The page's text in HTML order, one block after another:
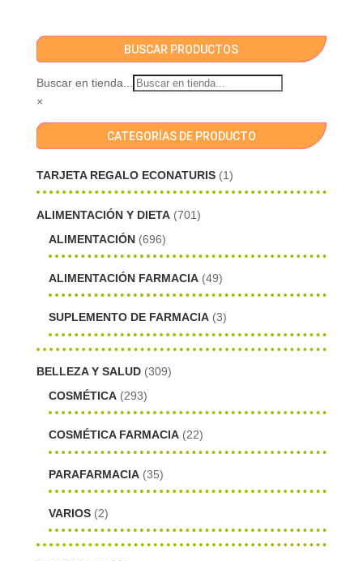
BUSCAR PRODUCTOS
Buscar en tienda...
×
CATEGORÍAS DE PRODUCTO
TARJETA REGALO ECONATURIS (1)
ALIMENTACIÓN Y DIETA (701)
ALIMENTACIÓN (696)
ALIMENTACIÓN FARMACIA (49)
SUPLEMENTO DE FARMACIA (3)
BELLEZA Y SALUD (309)
COSMÉTICA (293)
COSMÉTICA FARMACIA (22)
PARAFARMACIA (35)
VARIOS (2)